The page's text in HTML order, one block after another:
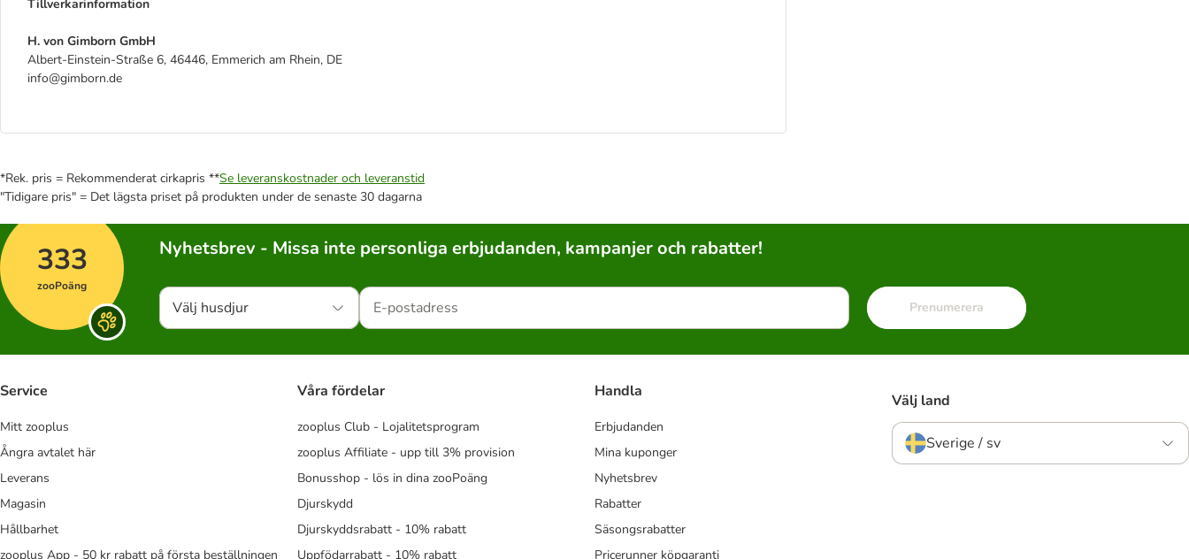
Tillverkarinformation
H. von Gimborn GmbH
Albert-Einstein-Straße 6, 46446, Emmerich am Rhein, DE
info@gimborn.de
*Rek. pris = Rekommenderat cirkapris **Se leveranskostnader och leveranstid
"Tidigare pris" = Det lägsta priset på produkten under de senaste 30 dagarna
333
zooPoäng
Nyhetsbrev - Missa inte personliga erbjudanden, kampanjer och rabatter!
Välj husdjur Prenumerera
Service
Mitt zooplus
Ångra avtalet här
Leverans
Magasin
Hållbarhet
zooplus App - 50 kr rabatt på första beställningen
Våra fördelar
zooplus Club - Lojalitetsprogram
zooplus Affiliate - upp till 3% provision
Bonusshop - lös in dina zooPoäng
Djurskydd
Djurskyddsrabatt - 10% rabatt
Uppfödarrabatt - 10% rabatt
Handla
Erbjudanden
Mina kuponger
Nyhetsbrev
Rabatter
Säsongsrabatter
Pricerunner köpgaranti
Välj land
Sverige / sv